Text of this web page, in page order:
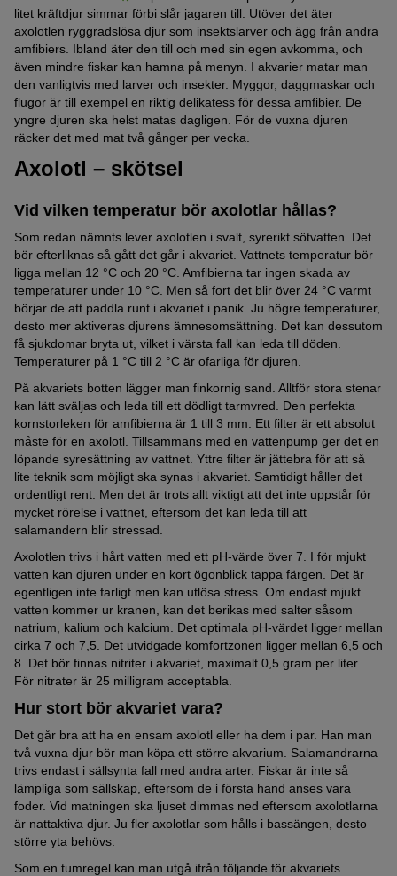
litet kräftdjur simmar förbi slår jagaren till. Utöver det äter
axolotlen ryggradslösa djur som insektslarver och ägg från andra
amfibiers. Ibland äter den till och med sin egen avkomma, och
även mindre fiskar kan hamna på menyn. I akvarier matar man
den vanligtvis med larver och insekter. Myggor, daggmaskar och
flugor är till exempel en riktig delikatess för dessa amfibier. De
yngre djuren ska helst matas dagligen. För de vuxna djuren
räcker det med mat två gånger per vecka.
Axolotl – skötsel
Vid vilken temperatur bör axolotlar hållas?
Som redan nämnts lever axolotlen i svalt, syrerikt sötvatten. Det
bör efterliknas så gått det går i akvariet. Vattnets temperatur bör
ligga mellan 12 °C och 20 °C. Amfibierna tar ingen skada av
temperaturer under 10 °C. Men så fort det blir över 24 °C varmt
börjar de att paddla runt i akvariet i panik. Ju högre temperaturer,
desto mer aktiveras djurens ämnesomsättning. Det kan dessutom
få sjukdomar bryta ut, vilket i värsta fall kan leda till döden.
Temperaturer på 1 °C till 2 °C är ofarliga för djuren.
På akvariets botten lägger man finkornig sand. Alltför stora stenar
kan lätt sväljas och leda till ett dödligt tarmvred. Den perfekta
kornstorleken för amfibierna är 1 till 3 mm. Ett filter är ett absolut
måste för en axolotl. Tillsammans med en vattenpump ger det en
löpande syresättning av vattnet. Yttre filter är jättebra för att så
lite teknik som möjligt ska synas i akvariet. Samtidigt håller det
ordentligt rent. Men det är trots allt viktigt att det inte uppstår för
mycket rörelse i vattnet, eftersom det kan leda till att
salamandern blir stressad.
Axolotlen trivs i hårt vatten med ett pH-värde över 7. I för mjukt
vatten kan djuren under en kort ögonblick tappa färgen. Det är
egentligen inte farligt men kan utlösa stress. Om endast mjukt
vatten kommer ur kranen, kan det berikas med salter såsom
natrium, kalium och kalcium. Det optimala pH-värdet ligger mellan
cirka 7 och 7,5. Det utvidgade komfortzonen ligger mellan 6,5 och
8. Det bör finnas nitriter i akvariet, maximalt 0,5 gram per liter.
För nitrater är 25 milligram acceptabla.
Hur stort bör akvariet vara?
Det går bra att ha en ensam axolotl eller ha dem i par. Han man
två vuxna djur bör man köpa ett större akvarium. Salamandrarna
trivs endast i sällsynta fall med andra arter. Fiskar är inte så
lämpliga som sällskap, eftersom de i första hand anses vara
foder. Vid matningen ska ljuset dimmas ned eftersom axolotlarna
är nattaktiva djur. Ju fler axolotlar som hålls i bassängen, desto
större yta behövs.
Som en tumregel kan man utgå ifrån följande för akvariets